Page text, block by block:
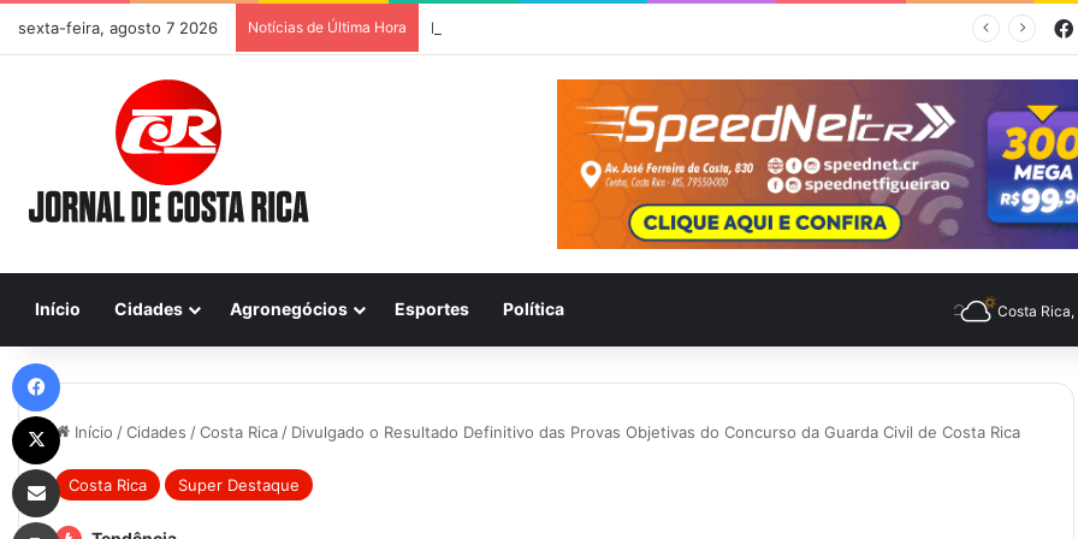
sexta-feira, agosto 7 2026 Notícias de Última Hora Previsão do Tempo para Costa Rica nesta sexta-feira (7)
Início Cidades Agronegócios Esportes Política Costa Rica,
Início /Cidades /Costa Rica / Divulgado o Resultado Definitivo das Provas Objetivas do Concurso da Guarda Civil de Costa Rica
Costa Rica Super Destaque
Compartilhar via e-mail